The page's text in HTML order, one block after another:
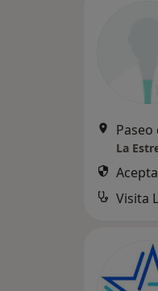
Paseo
La
Visita